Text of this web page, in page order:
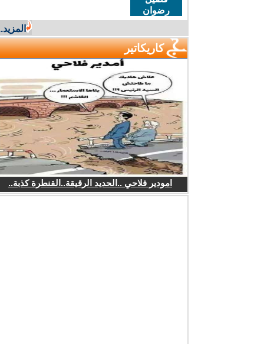
رضوان
المزيد...
كاريكاتير
امودير فلاحي ..الحديد الرقيقة..القنطرة كذبة..